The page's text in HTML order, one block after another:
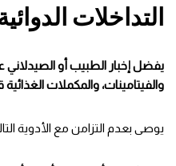
التداخلات
يفضل إخبار الطبيب أو الصيدلاني
والفيتامينات، والمكملات الغذائية
يوصى بعدم التزامن مع الأدوية